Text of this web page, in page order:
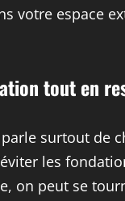
votre espace
tout en
surtout de
les
on peut se